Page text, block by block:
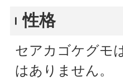
性格
セアカゴケグモ
はありません。